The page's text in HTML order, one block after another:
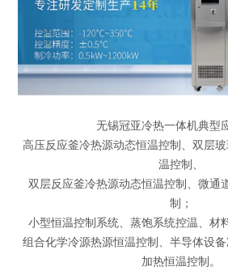
无锡冠亚冷热一体机典型
高压反应釜冷热源动态恒温控制、双层
温控制、
双层反应釜冷热源动态恒温控制、微通
制；
小型恒温控制系统、蒸饱系统控温、材
组合化学冷源热源恒温控制、半导体设
加热恒温控制。